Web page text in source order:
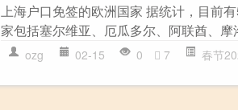
上海户口免签的欧洲国家 据统计，目前
家包括塞尔维亚、厄瓜多尔、阿联酋、
ozg 02-15 0 7 春节